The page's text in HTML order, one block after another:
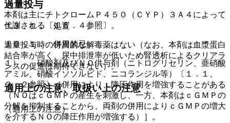
過量投与
１３．１． 処置
過量投与時の特異的な解毒薬はない（なお、本剤は血漿蛋白
結合率が高く、尿中排泄率が低いため腎透析によるクリアラ
ンスの促進は期待できない）。
適用上の注意、取扱い上の注意
（適用上の注意）
本剤は主にチトクロームＰ４５０（ＣＹＰ）３Ａ４によって
代謝される〔１６．４参照〕。
１０．１． 併用禁忌：
１）． 硝酸剤及びＮＯ供与剤（ニトログリセリン、亜硝酸
アミル、硝酸イソソルビド、ニコランジル等）〔１．１、
２．２参照〕［併用により、降圧作用を増強することがある
（ＮＯはｃＧＭＰの産生を刺激し、一方、本剤はｃＧＭＰの
分解を抑制することから、両剤の併用によりｃＧＭＰの増大
を介するＮＯの降圧作用が増強する）］。